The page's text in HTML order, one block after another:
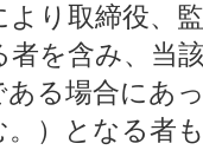
り取締役、
を含み、当
る場合にあ
）となる者